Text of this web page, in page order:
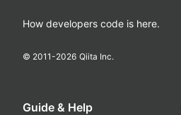
How developers code is here.
© 2011-2026 Qiita Inc.
Guide & Help